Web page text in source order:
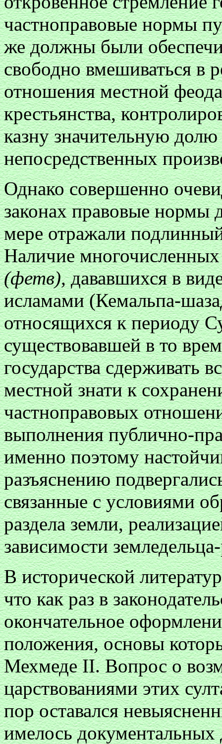
частноправовые нормы
же должны были
свободно вмешиваться в
отношения местной
крестьянства,
казну значительную
непосредственных
Однако совершенно
законах правовые нормы
мере отражали
Наличие
(фетв),дававшихся в
исламами (Кемальпа-
относящихся к периоду
существовавшей в то
государства сдерживать
местной знати к
частноправовых
выполнения публично-
именно поэтому
разъяснению
связанные с условиями
раздела земли,
зависимости
В исторической
что как раз в
окончательное
положения, основы
Мехмеде II. Вопрос о
царствованиями этих
пор оставался
имелось